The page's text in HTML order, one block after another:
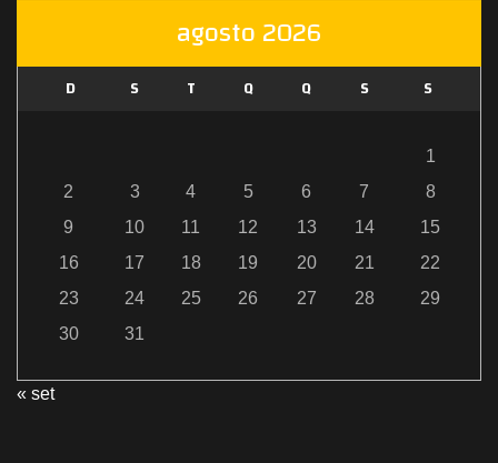
agosto 2026
D S T Q Q S S
1
2
3 4 5 6 7
8
9
10 11 12 13 14
15
16
17 18 19 20 21
22
23
24 25 26 27 28
29
30
31
« set